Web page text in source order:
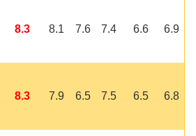
8.3 8.1 7.6 7.4 6.6 6.9
8.3 7.9 6.5 7.5 6.5 6.8